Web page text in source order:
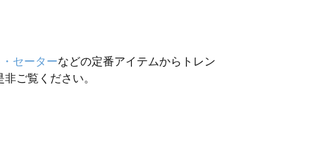
セーターなどの定番アイテムからトレン
ご覧ください。